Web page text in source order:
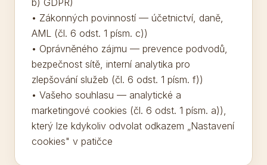
b) GDPR)
• Zákonných povinností — účetnictví, daně,
AML (čl. 6 odst. 1 písm. c))
• Oprávněného zájmu — prevence podvodů,
bezpečnost sítě, interní analytika pro
zlepšování služeb (čl. 6 odst. 1 písm. f))
• Vašeho souhlasu — analytické a
marketingové cookies (čl. 6 odst. 1 písm. a)),
který lze kdykoliv odvolat odkazem „Nastavení
cookies" v patičce